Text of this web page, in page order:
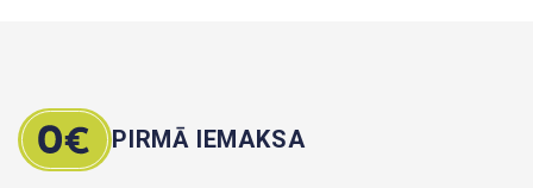
PIRMĀ IEMAKSA